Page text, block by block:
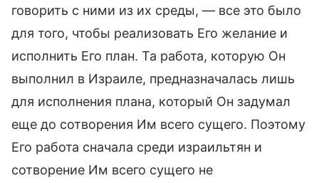
говорить с ними из их среды, — все это было
для того, чтобы реализовать Его желание и
исполнить Его план. Та работа, которую Он
выполнил в Израиле, предназначалась лишь
для исполнения плана, который Он задумал
еще до сотворения Им всего сущего. Поэтому
Его работа сначала среди израильтян и
сотворение Им всего сущего не